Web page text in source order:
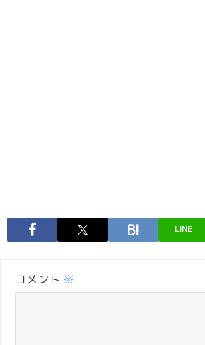
LINE
コメント ※